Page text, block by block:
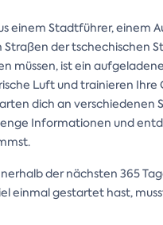
einem Stadtführer, einem
Straßen der tschechischen
müssen, ist ein
Luft und trainieren
dich an verschiedenen
Informationen und
der nächsten 365
einmal gestartet hast,